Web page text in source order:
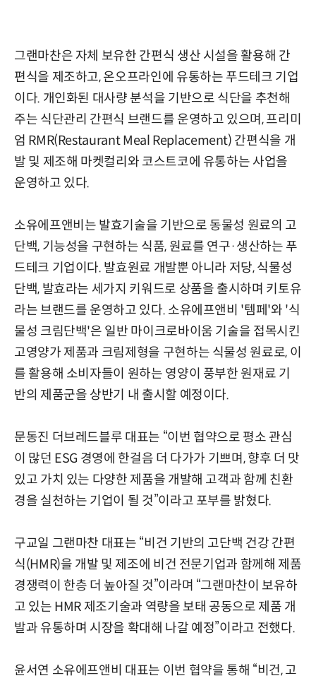
그랜마찬은 자체 보유한 간편식 생산 시설을 활용해 간
편식을 제조하고, 온오프라인에 유통하는 푸드테크 기업
이다. 개인화된 대사량 분석을 기반으로 식단을 추천해
주는 식단관리 간편식 브랜드를 운영하고 있으며, 프리미
엄 RMR(Restaurant Meal Replacement) 간편식을 개
발 및 제조해 마켓컬리와 코스트코에 유통하는 사업을
운영하고 있다.
소유에프앤비는 발효기술을 기반으로 동물성 원료의 고
단백, 기능성을 구현하는 식품, 원료를 연구·생산하는 푸
드테크 기업이다. 발효원료 개발뿐 아니라 저당, 식물성
단백, 발효라는 세가지 키워드로 상품을 출시하며 키토유
라는 브랜드를 운영하고 있다. 소유에프앤비 '템페'와 '식
물성 크림단백'은 일반 마이크로바이움 기술을 접목시킨
고영양가 제품과 크림제형을 구현하는 식물성 원료로, 이
를 활용해 소비자들이 원하는 영양이 풍부한 원재료 기
반의 제품군을 상반기 내 출시할 예정이다.
문동진 더브레드블루 대표는 “이번 협약으로 평소 관심
이 많던 ESG 경영에 한걸음 더 다가가 기쁘며, 향후 더 맛
있고 가치 있는 다양한 제품을 개발해 고객과 함께 친환
경을 실천하는 기업이 될 것”이라고 포부를 밝혔다.
구교일 그랜마찬 대표는 “비건 기반의 고단백 건강 간편
식(HMR)을 개발 및 제조에 비건 전문기업과 함께해 제품
경쟁력이 한층 더 높아질 것”이라며 “그랜마찬이 보유하
고 있는 HMR 제조기술과 역량을 보태 공동으로 제품 개
발과 유통하며 시장을 확대해 나갈 예정”이라고 전했다.
윤서연 소유에프앤비 대표는 이번 협약을 통해 “비건, 고